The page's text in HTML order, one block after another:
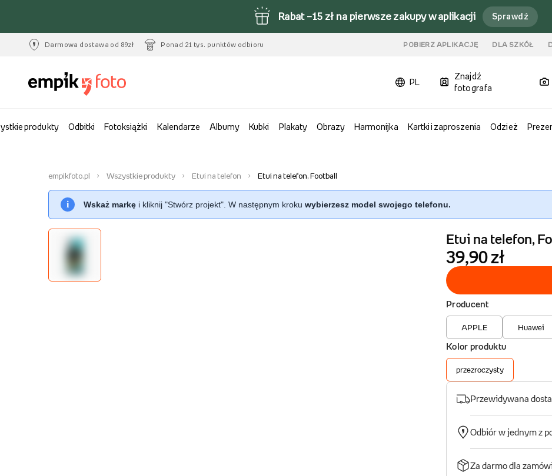
Rabat –15 zł na pierwsze zakupy w aplikacji Sprawdź
Darmowa dostawa od 89zł Ponad 21 tys. punktów odbioru POBIERZ APLIKACJĘ DLA SZKÓŁ
PL
Znajdź
fotografa
produkty Odbitki Fotoksiążki Kalendarze Albumy Kubki Plakaty Obrazy Harmonijka Kartki i zaproszenia Odzież
empikfoto.pl Wszystkie produkty Etui na telefon Etui na telefon, Football
i Wskaż markę i kliknij "Stwórz projekt". W następnym kroku wybierzesz model swojego telefonu.